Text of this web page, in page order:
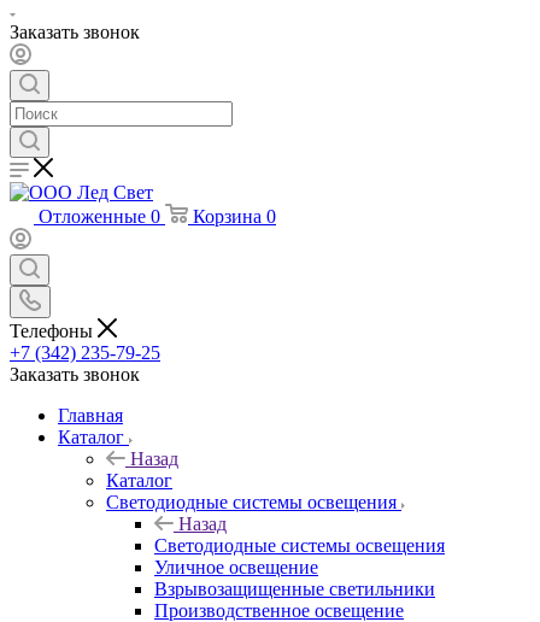
Заказать звонок
Отложенные 0 Корзина 0
Телефоны
+7 (342) 235-79-25
Заказать звонок
Главная
Каталог
Назад
Каталог
Светодиодные системы освещения
Назад
Светодиодные системы освещения
Уличное освещение
Взрывозащищенные светильники
Производственное освещение